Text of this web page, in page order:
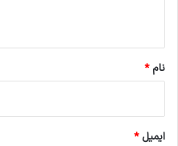
نام*
ایمیل*